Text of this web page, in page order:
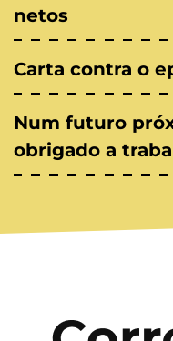
netos
Carta contra o
Num futuro
obrigado a